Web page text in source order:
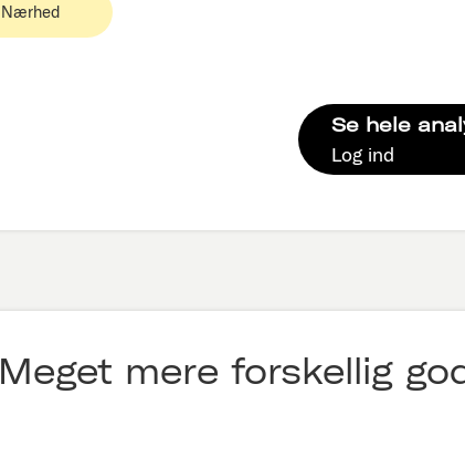
Nærhed
Se hele
Log ind
Meget mere forskellig